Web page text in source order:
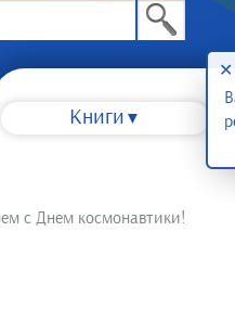
Книги
с Днем космонавтики!
✕